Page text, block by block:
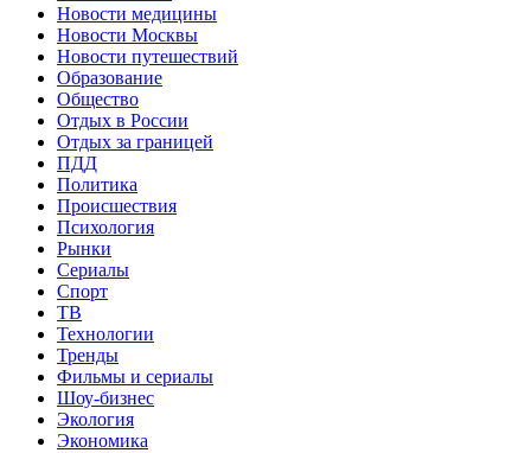
Новости медицины
Новости Москвы
Новости путешествий
Образование
Общество
Отдых в России
Отдых за границей
ПДД
Политика
Происшествия
Психология
Рынки
Сериалы
Спорт
ТВ
Технологии
Тренды
Фильмы и сериалы
Шоу-бизнес
Экология
Экономика